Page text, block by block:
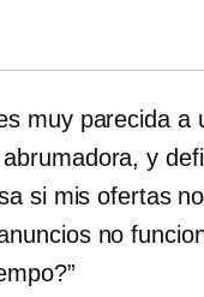
muy parecida a
y
si mis ofertas
no